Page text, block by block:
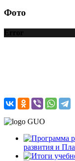
Фото
Error
развития и